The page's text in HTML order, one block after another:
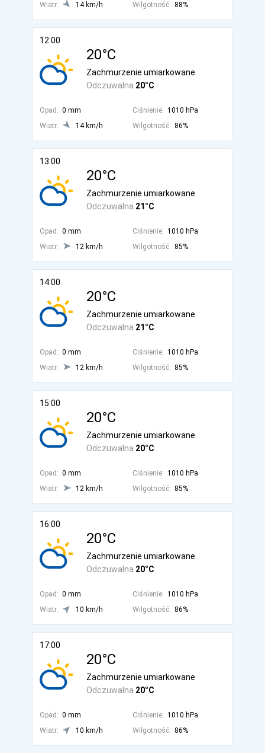
Wiatr:
14 km/h Wilgotność: 88%
12:00
20°C
Odczuwalna 20°C
Zachmurzenie umiarkowane
Opad: 0 mm Ciśnienie: 1010 hPa
Wiatr:
14 km/h Wilgotność: 86%
13:00
20°C
Odczuwalna 21°C
Zachmurzenie umiarkowane
Opad: 0 mm Ciśnienie: 1010 hPa
Wiatr:
12 km/h Wilgotność: 85%
14:00
20°C
Odczuwalna 21°C
Zachmurzenie umiarkowane
Opad: 0 mm Ciśnienie: 1010 hPa
Wiatr:
12 km/h Wilgotność: 85%
15:00
20°C
Odczuwalna 20°C
Zachmurzenie umiarkowane
Opad: 0 mm Ciśnienie: 1010 hPa
Wiatr:
12 km/h Wilgotność: 85%
16:00
20°C
Odczuwalna 20°C
Zachmurzenie umiarkowane
Opad: 0 mm Ciśnienie: 1010 hPa
Wiatr:
10 km/h Wilgotność: 86%
17:00
20°C
Odczuwalna 20°C
Zachmurzenie umiarkowane
Opad: 0 mm Ciśnienie: 1010 hPa
Wiatr:
10 km/h Wilgotność: 86%